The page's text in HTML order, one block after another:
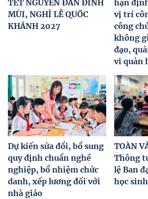
TẾT NGUYÊN ĐÁN ĐINH
MÙI, NGHỈ LỄ QUỐC
KHÁNH 2027
hạn
vị trí
công
không
đạo,
vi quản
Dự kiến sửa đổi, bổ sung
quy định chuẩn nghề
nghiệp, bổ nhiệm chức
danh, xếp lương đối với
nhà giáo
TOÀN
Thông
lệ Ban
học sinh